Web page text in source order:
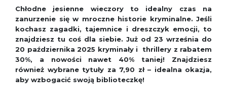
Chłodne jesienne wieczory to idealny czas na
zanurzenie się w mroczne historie kryminalne. Jeśli
kochasz zagadki, tajemnice i dreszczyk emocji, to
znajdziesz tu coś dla siebie. Już od 23 września do
20 października 2025 kryminały i thrillery z rabatem
30%, a nowości nawet 40% taniej! Znajdziesz
również wybrane tytuły za 7,90 zł – idealna okazja,
aby wzbogacić swoją biblioteczkę!